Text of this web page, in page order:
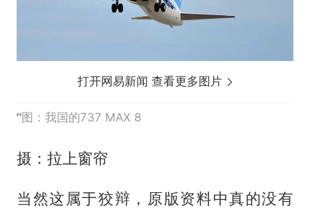
打开网易新闻 查看更多图片
图：我国的737 MAX 8
摄：拉上窗帘
当然这属于狡辩，原版资料中真的没有